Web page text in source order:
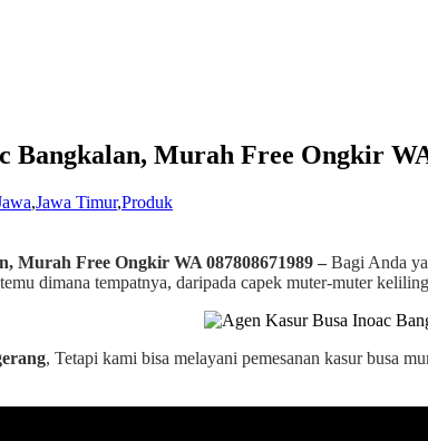
Bangkalan, Murah Free Ongkir
,Jawa Timur,Produk
Murah Free Ongkir WA 087808671989 – Bagi Anda
dimana tempatnya, daripada capek muter-muter
, Tetapi kami bisa melayani pemesanan kasur busa